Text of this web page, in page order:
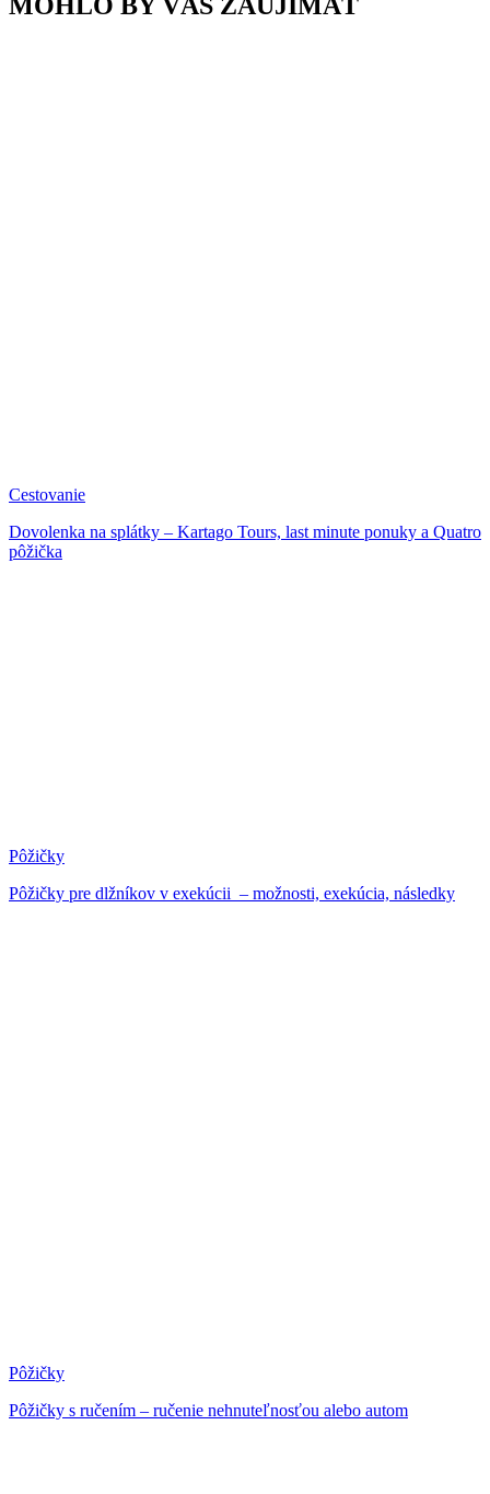
Cestovanie
Dovolenka na splátky – Kartago Tours, last minute ponuky a Quatro
pôžička
Pôžičky
Pôžičky pre dlžníkov v exekúcii – možnosti, exekúcia, následky
Pôžičky
Pôžičky s ručením – ručenie nehnuteľnosťou alebo autom